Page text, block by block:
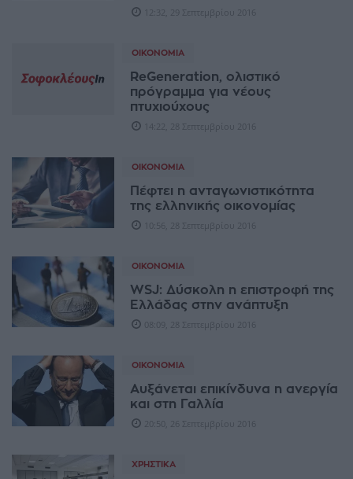
12:32, 29 Σεπτεμβρίου 2016
ΟΙΚΟΝΟΜΊΑ
ReGeneration, ολιστικό
πρόγραμμα για νέους
πτυχιούχους
14:22, 28 Σεπτεμβρίου 2016
ΟΙΚΟΝΟΜΊΑ
Πέφτει η ανταγωνιστικότητα
της ελληνικής οικονομίας
10:56, 28 Σεπτεμβρίου 2016
ΟΙΚΟΝΟΜΊΑ
WSJ: Δύσκολη η επιστροφή της
Ελλάδας στην ανάπτυξη
08:09, 28 Σεπτεμβρίου 2016
ΟΙΚΟΝΟΜΊΑ
Αυξάνεται επικίνδυνα η ανεργία
και στη Γαλλία
20:50, 26 Σεπτεμβρίου 2016
ΧΡΗΣΤΙΚΆ